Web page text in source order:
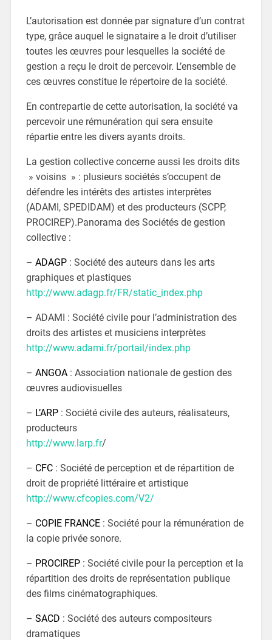
L’autorisation est donnée par signature d’un contrat
type, grâce auquel le signataire a le droit d’utiliser
toutes les œuvres pour lesquelles la société de
gestion a reçu le droit de percevoir. L’ensemble de
ces œuvres constitue le répertoire de la société.
En contrepartie de cette autorisation, la société va
percevoir une rémunération qui sera ensuite
répartie entre les divers ayants droits.
La gestion collective concerne aussi les droits dits
» voisins » : plusieurs sociétés s’occupent de
défendre les intérêts des artistes interprètes
(ADAMI, SPEDIDAM) et des producteurs (SCPP,
PROCIREP).Panorama des Sociétés de gestion
collective :
– ADAGP: Société des auteurs dans les arts
graphiques et plastiques
http://www.adagp.fr/FR/static_index.php
– ADAMI : Société civile pour l’administration des
droits des artistes et musiciens interprètes
http://www.adami.fr/portail/index.php
– ANGOA: Association nationale de gestion des
œuvres audiovisuelles
– L’ARP: Société civile des auteurs, réalisateurs,
producteurs
http://www.larp.fr/
– CFC: Société de perception et de répartition de
droit de propriété littéraire et artistique
http://www.cfcopies.com/V2/
– COPIE FRANCE: Société pour la rémunération de
la copie privée sonore.
– PROCIREP: Société civile pour la perception et la
répartition des droits de représentation publique
des films cinématographiques.
– SACD : Société des auteurs compositeurs
dramatiques